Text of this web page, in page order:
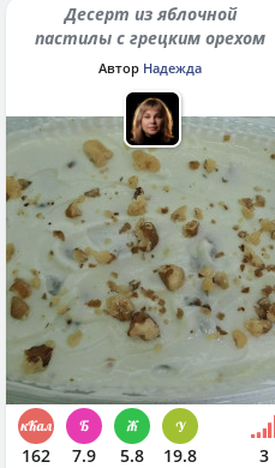
Десерт из яблочной
пастилы с грецким орехом
Автор Надежда
162 7.9 5.8 19.8 3